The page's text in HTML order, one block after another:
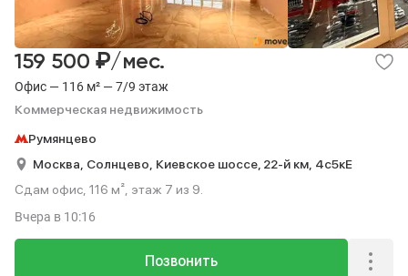
Офис — 116 м² — 7/9 этаж
Коммерческая недвижимость
159 500 ₽/мес.
Румянцево
Москва, Солнцево, Киевское шоссе, 22-й км, 4с5кЕ
Сдам офис, 116 м², этаж 7 из 9.
Позвонить
Вчера в 10:16